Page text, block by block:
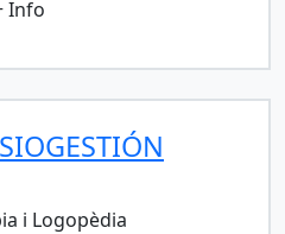
Info
i Logopèdia